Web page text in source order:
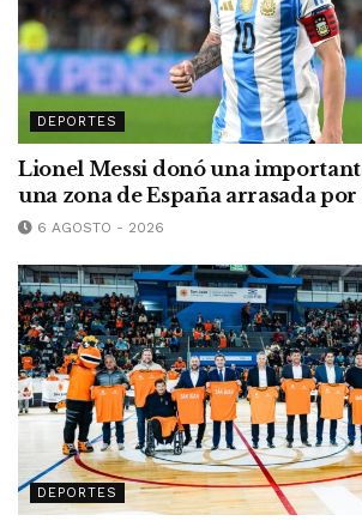
DEPORTES
Lionel Messi donó una
una zona de España arrasada
6 AGOSTO - 2026
DEPORTES